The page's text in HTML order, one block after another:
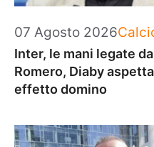
07 Agosto 2026
Inter, le mani legate
Romero, Diaby
effetto domino